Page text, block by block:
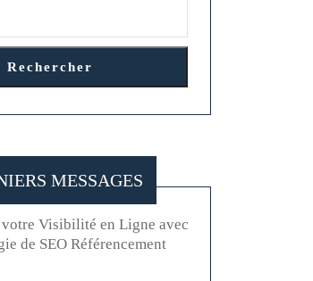
Rechercher
MESSAGES
Visibilité en Ligne avec
de SEO Référencement